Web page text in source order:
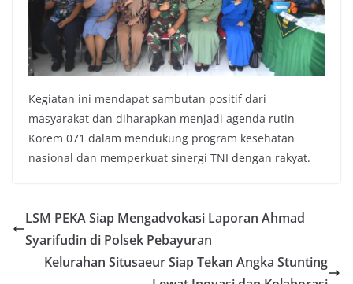
Kegiatan ini mendapat sambutan positif dari
masyarakat dan diharapkan menjadi agenda rutin
Korem 071 dalam mendukung program kesehatan
nasional dan memperkuat sinergi TNI dengan rakyat.
LSM PEKA Siap Mengadvokasi Laporan Ahmad
Syarifudin di Polsek Pebayuran
Kelurahan Situsaeur Siap Tekan Angka Stunting